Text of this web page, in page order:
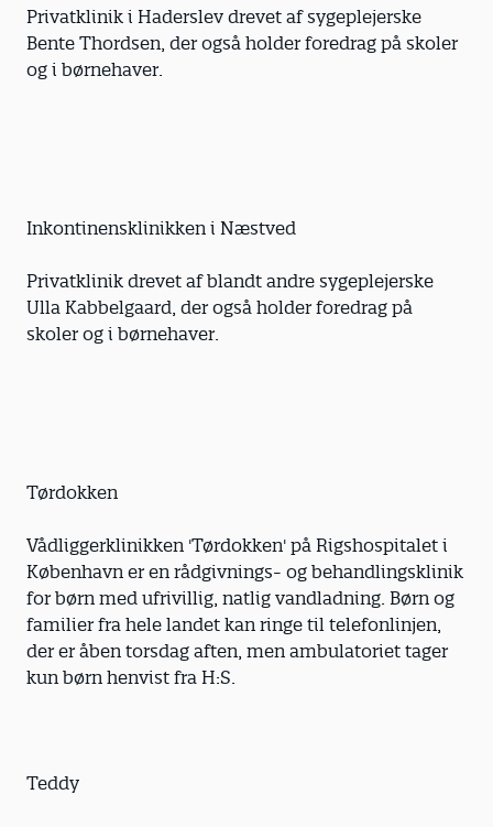
Privatklinik i Haderslev drevet af sygeplejerske
Bente Thordsen, der også holder foredrag på skoler
og i børnehaver.
Inkontinensklinikken i Næstved
Privatklinik drevet af blandt andre sygeplejerske
Ulla Kabbelgaard, der også holder foredrag på
skoler og i børnehaver.
Tørdokken
Vådliggerklinikken 'Tørdokken' på Rigshospitalet i
København er en rådgivnings- og behandlingsklinik
for børn med ufrivillig, natlig vandladning. Børn og
familier fra hele landet kan ringe til telefonlinjen,
der er åben torsdag aften, men ambulatoriet tager
kun børn henvist fra H:S.
Teddy